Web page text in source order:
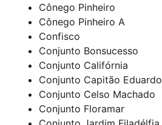
Cônego Pinheiro
Cônego Pinheiro A
Confisco
Conjunto Bonsucesso
Conjunto Califórnia
Conjunto Capitão Eduardo
Conjunto Celso Machado
Conjunto Floramar